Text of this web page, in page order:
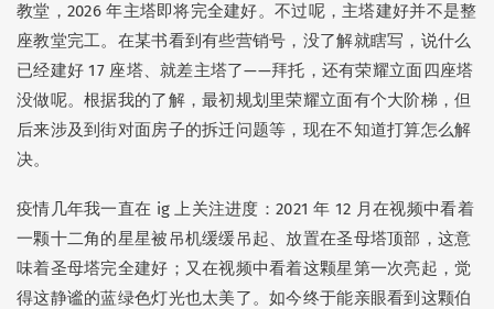
教堂，2026 年主塔即将完全建好。不过呢，主塔建好并不是整
座教堂完工。在某书看到有些营销号，没了解就瞎写，说什么
已经建好 17 座塔、就差主塔了——拜托，还有荣耀立面四座塔
没做呢。根据我的了解，最初规划里荣耀立面有个大阶梯，但
后来涉及到街对面房子的拆迁问题等，现在不知道打算怎么解
决。
疫情几年我一直在 ig 上关注进度：2021 年 12 月在视频中看着
一颗十二角的星星被吊机缓缓吊起、放置在圣母塔顶部，这意
味着圣母塔完全建好；又在视频中看着这颗星第一次亮起，觉
得这静谧的蓝绿色灯光也太美了。如今终于能亲眼看到这颗伯
ui-ux-pro-max-skill : 口腔溃疡一波未平一波又起也太真实了😂 抢不到《大状王》+1，…
Peggy: 叔叔好！🫡这几年经常跑珠海澳门啊～
Peggy : 你是神仙！你是人才！！佩服你强大的心脏！！！五一那条还可以加…
Peggy: 要赶各种公共交通，根本算不上松弛。。自己开车才是啊！你是没有…
hunan
Peggy: 把以前的存货重新发布一遍呗
Peggy: 新时代，可以开个小红书账号了，小众圈子特别适合～
Alex: 完结撒花！